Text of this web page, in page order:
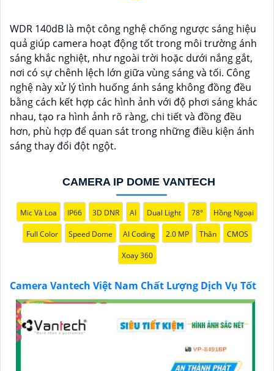
hoặc doanh nghiệp của bạn.
Vantech Việt Nam cung cấp các dòng sản phẩm
camera giám sát chất lượng cao như camera IP,
camera HD-TVI, camera AHD, camera wifi, camera
thông minh, và nhiều hơn nữa. Các sản phẩm của
Vantech được sản xuất theo tiêu chuẩn chất lượng
cao, đáng tin cậy và dễ sử dụng.
Điểm mạnh của Camera Vantech là chất lượng dịch vụ
tốt và hỗ trợ khách hàng chu đáo. Đội ngũ nhân viên
kỹ thuật chuyên nghiệp của Vantech sẽ giúp bạn lựa
sách của bạn.
Nếu bạn đang tìm kiếm một giải pháp giám sát an
ninh tốt cho ngôi nhà hoặc doanh nghiệp của mình,
Camera Vantech Việt Nam là một lựa chọn hàng đầu
mà bạn có thể tin tưởng.
WDR 140dB là một công nghệ chống ngược sáng hiệu
quả giúp camera hoạt động tốt trong môi trường ánh
sáng khắc nghiệt, như ngoài trời hoặc dưới nắng gắt,
nơi có sự chênh lệch lớn giữa vùng sáng và tối. Công
nghệ này xử lý tình huống ánh sáng không đồng đều
bằng cách kết hợp các hình ảnh với độ phơi sáng khác
nhau, tạo ra hình ảnh rõ ràng, chi tiết và đồng đều
hơn, phù hợp để quan sát trong những điều kiện ánh
sáng thay đổi đột ngột.
CAMERA IP DOME VANTECH
Mic Và Loa IP66 3D DNR AI Dual Light 78° Hồng Ngoại
Full Color Speed Dome AI Coding 2.0 MP Thân CMOS
Xoay 360
Camera Vantech Việt Nam Chất Lượng Dịch Vụ Tốt